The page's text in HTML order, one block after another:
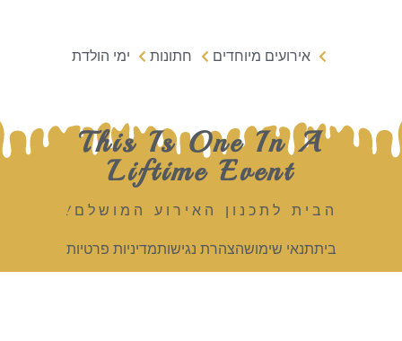
אירועים מיוחדים חתונות ימי הולדת
This Is One In A
Liftime Event
הבית לתכנון האירוע המושלם!
תנאי שימושהצהרת נגישותמדיניות פרטיות